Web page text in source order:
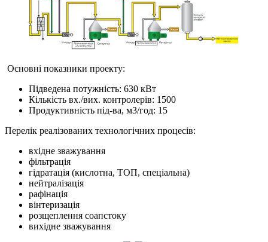
Основні показники проекту:
Підведена потужність: 630 кВт
Кількість вх./вих. контролерів: 1500
Продуктивність під-ва, м3/год: 15
Перелік реалізованих технологічних процесів:
вхідне зважування
фільтрація
гідратація (кислотна, ТОП, спеціальна)
нейтралізація
рафінація
вінтеризація
розщеплення соапстоку
вихідне зважування